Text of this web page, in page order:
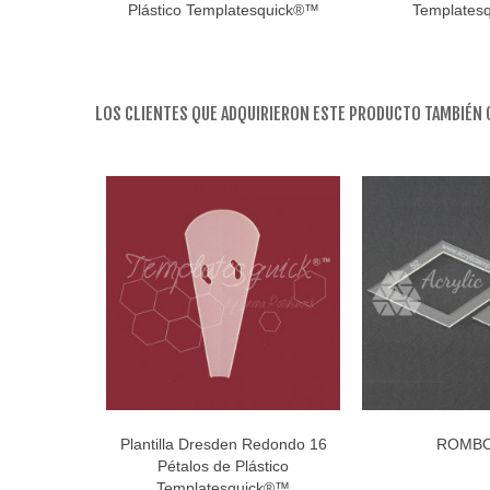
Plástico Templatesquick®™
LOS CLIENTES QUE ADQUIRIERON ESTE PRODUCTO TAMBIÉN
Añadir al carro
Plantilla Dresden Redondo 16
Pétalos de Plástico
Añadir